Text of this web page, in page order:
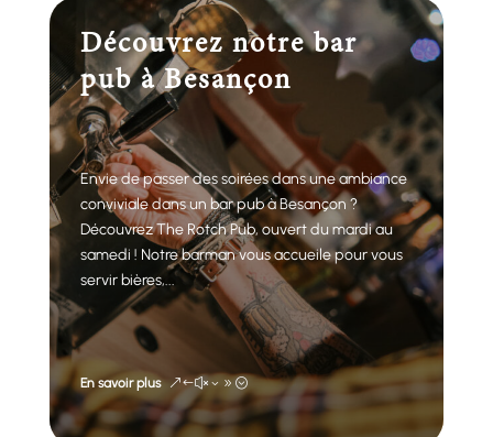
Découvrez notre bar
pub à Besançon
Envie de passer des soirées dans une ambiance
conviviale dans un bar pub à Besançon ?
Découvrez The Rotch Pub, ouvert du mardi au
samedi ! Notre barman vous accueile pour vous
servir bières,...
En savoir plus